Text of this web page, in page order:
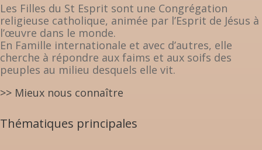
Les Filles du St Esprit sont une Congrégation
religieuse catholique, animée par l’Esprit de Jésus à
l’œuvre dans le monde.
En Famille internationale et avec d’autres, elle
cherche à répondre aux faims et aux soifs des
peuples au milieu desquels elle vit.
>> Mieux nous connaître
Thématiques principales